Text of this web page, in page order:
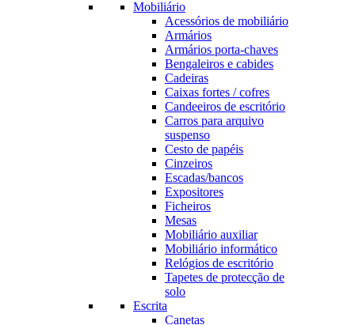
Mobiliário
Acessórios de mobiliário
Armários
Armários porta-chaves
Bengaleiros e cabides
Cadeiras
Caixas fortes / cofres
Candeeiros de escritório
Carros para arquivo
suspenso
Cesto de papéis
Cinzeiros
Escadas/bancos
Expositores
Ficheiros
Mesas
Mobiliário auxiliar
Mobiliário informático
Relógios de escritório
Tapetes de protecção de
solo
Escrita
Canetas